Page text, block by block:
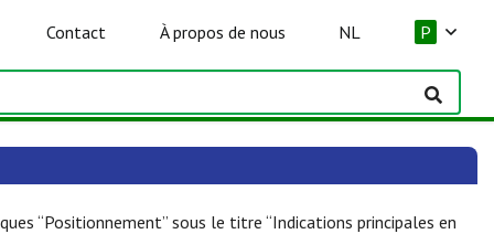
Contact À propos de nous NL P
“Positionnement” sous le titre “Indications principales en